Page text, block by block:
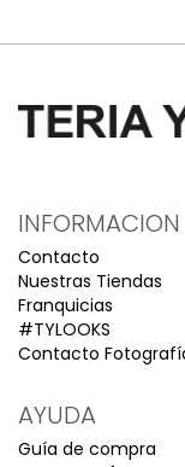
INFORMACION
Contacto
Nuestras Tiendas
Franquicias
#TYLOOKS
Contacto
AYUDA
Guía de compra